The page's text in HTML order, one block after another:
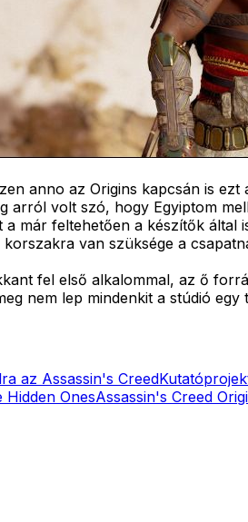
anno az Origins kapcsán is
arról volt szó, hogy Egyiptom
már feltehetően a készítők
van szüksége a
fel első alkalommal, az ő
nem lep mindenkit a stúdió egy
az Assassin's Creed
Hidden OnesAssassin's Creed